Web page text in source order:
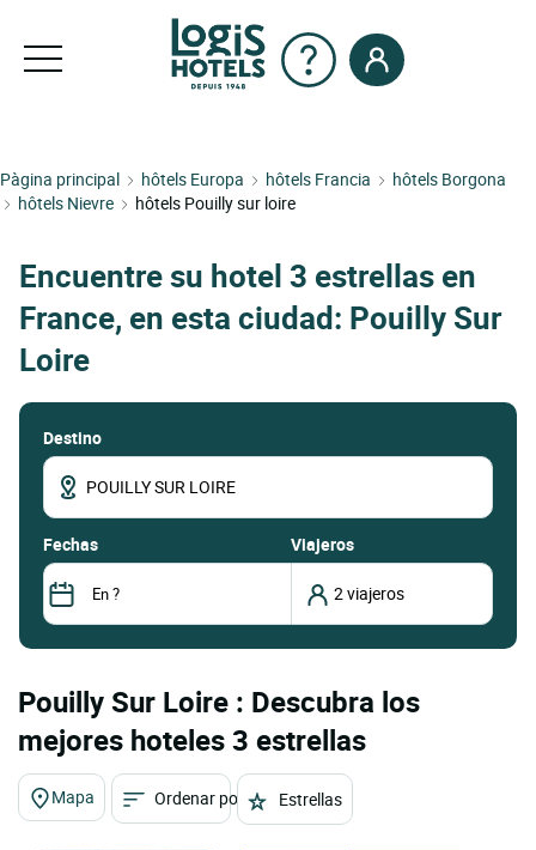
Pàgina principal hôtels Europa hôtels Francia
hôtels Borgona
hôtels Nievre
hôtels Pouilly sur loire
Encuentre su hotel 3 estrellas en
France, en esta ciudad: Pouilly Sur
Loire
Destino
fechas Viajeros
Pouilly Sur Loire : Descubra los
mejores hoteles 3 estrellas
Mapa Ordenar por Estrellas